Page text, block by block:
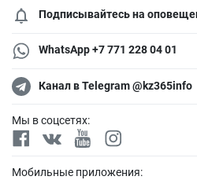
Подписывайтесь на
WhatsApp +7 771 228 04 01
Канал в Telegram @kz365info
Мы в соцсетях:
Мобильные приложения: